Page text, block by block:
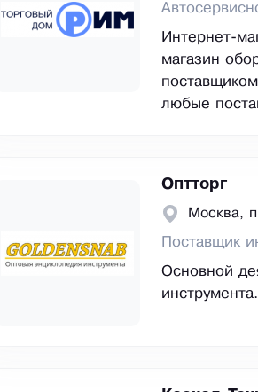
Интернет-
магазин
любые
Оптторг
Москва,
Поставщик
Основной
инструмента.